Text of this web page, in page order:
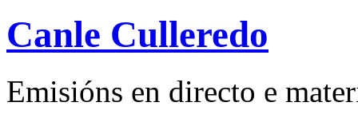
Canle Culleredo
Emisións en directo e